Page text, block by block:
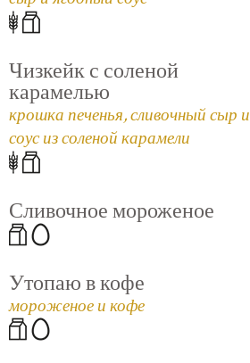
Чизкейк с соленой
карамелью
крошка печенья, сливочный сыр и
соус из соленой карамели
Сливочное мороженое
Утопаю в кофе
мороженое и кофе